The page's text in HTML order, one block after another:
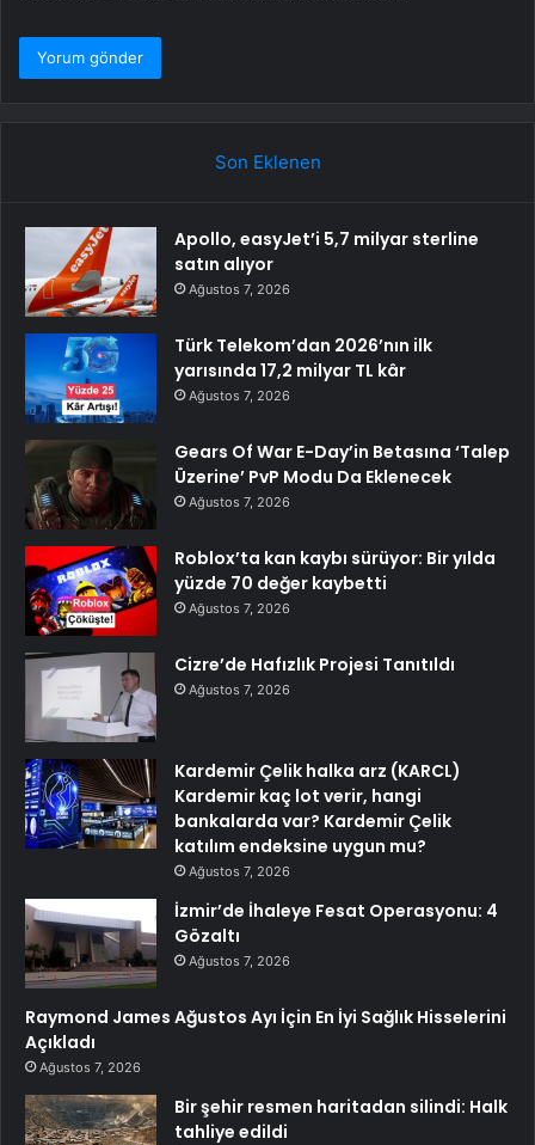
Son Eklenen
Apollo, easyJet’i 5,7 milyar sterline
satın alıyor
Ağustos 7, 2026
Türk Telekom’dan 2026’nın ilk
yarısında 17,2 milyar TL kâr
Ağustos 7, 2026
Gears Of War E-Day’in Betasına ‘Talep
Üzerine’ PvP Modu Da Eklenecek
Ağustos 7, 2026
Roblox’ta kan kaybı sürüyor: Bir yılda
yüzde 70 değer kaybetti
Ağustos 7, 2026
Cizre’de Hafızlık Projesi Tanıtıldı
Ağustos 7, 2026
Kardemir Çelik halka arz (KARCL)
Kardemir kaç lot verir, hangi
bankalarda var? Kardemir Çelik
katılım endeksine uygun mu?
Ağustos 7, 2026
İzmir’de İhaleye Fesat Operasyonu: 4
Gözaltı
Ağustos 7, 2026
Raymond James Ağustos Ayı İçin En İyi Sağlık Hisselerini
Açıkladı
Ağustos 7, 2026
Bir şehir resmen haritadan silindi: Halk
tahliye edildi